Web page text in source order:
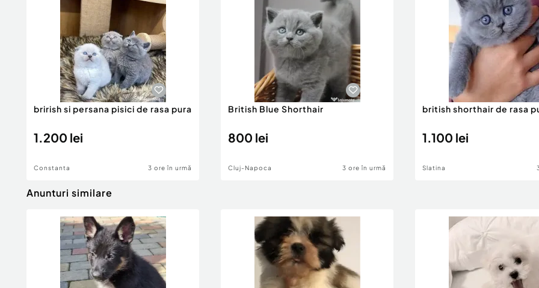
brirish si persana pisici de rasa pura
1.200 lei
Constanta 3 ore în urmă
British Blue Shorthair
800 lei
Cluj-Napoca 3 ore în urmă
british shorthair de rasa
1.100 lei
Slatina
Anunturi similare